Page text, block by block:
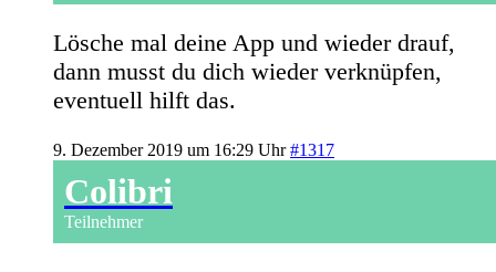
Lösche mal deine App und wieder drauf,
dann musst du dich wieder verknüpfen,
eventuell hilft das.
9. Dezember 2019 um 16:29 Uhr #1317
Colibri
Teilnehmer